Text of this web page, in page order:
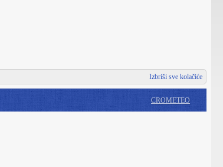
Izbriši sve kolačiće
CROMETEO